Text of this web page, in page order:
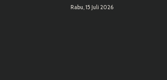
Rabu, 15 Juli 2026